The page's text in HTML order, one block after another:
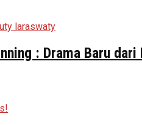
: Drama Baru